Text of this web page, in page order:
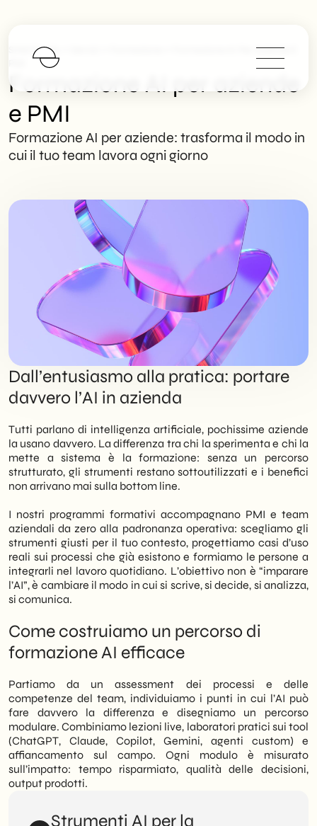
SHM Studio
Formazione AI Per Aziende E
Formazione AI per aziende
e PMI
Formazione AI per aziende: trasforma il modo in
cui il tuo team lavora ogni giorno
Dall’entusiasmo alla pratica: portare
davvero l’AI in azienda
Tutti parlano di intelligenza artificiale, pochissime aziende
la usano davvero. La differenza tra chi la sperimenta e chi la
mette a sistema è la formazione: senza un percorso
strutturato, gli strumenti restano sottoutilizzati e i benefici
non arrivano mai sulla bottom line.
I nostri programmi formativi accompagnano PMI e team
aziendali da zero alla padronanza operativa: scegliamo gli
strumenti giusti per il tuo contesto, progettiamo casi d’uso
reali sui processi che già esistono e formiamo le persone a
integrarli nel lavoro quotidiano. L’obiettivo non è “imparare
l’AI”, è cambiare il modo in cui si scrive, si decide, si analizza,
si comunica.
Come costruiamo un percorso di
formazione AI efficace
Partiamo da un assessment dei processi e delle
competenze del team, individuiamo i punti in cui l’AI può
fare davvero la differenza e disegniamo un percorso
modulare. Combiniamo lezioni live, laboratori pratici sui tool
(ChatGPT, Claude, Copilot, Gemini, agenti custom) e
affiancamento sul campo. Ogni modulo è misurato
sull’impatto: tempo risparmiato, qualità delle decisioni,
output prodotti.
Strumenti AI per la